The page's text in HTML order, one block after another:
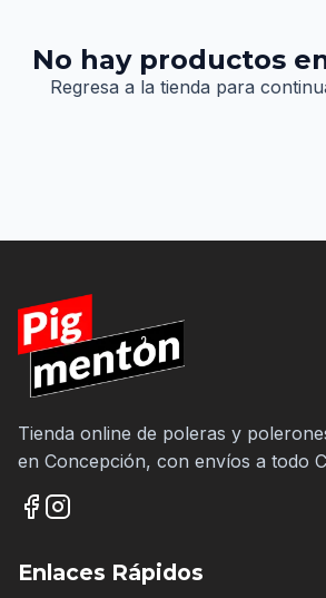
No hay productos
Regresa a la tienda para
Tienda online de poleras y
en Concepción, con envíos a todo
Enlaces Rápidos